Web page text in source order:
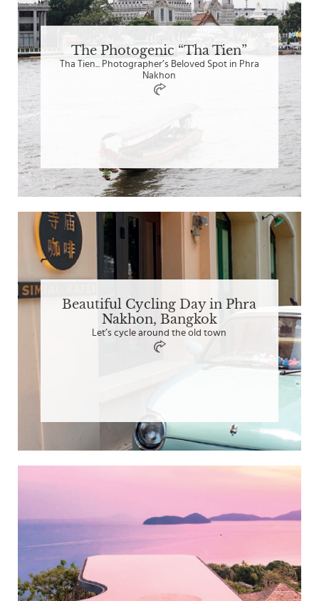
The Photogenic “Tha Tien”
Tha Tien... Photographer’s Beloved Spot in Phra
Nakhon
Beautiful Cycling Day in Phra
Nakhon, Bangkok
Let’s cycle around the old town